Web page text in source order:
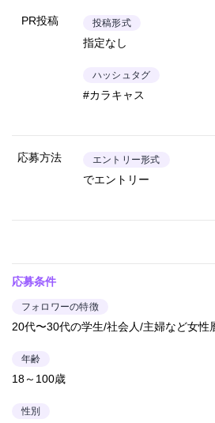
PR投稿 投稿形式
指定なし
ハッシュタグ
#カラキャス
応募方法 エントリー形式
でエントリー
応募条件
フォロワーの特徴
20代〜30代の学生/社会人/主婦など女性
年齢
18～100歳
性別